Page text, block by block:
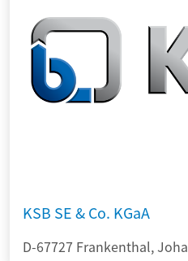
KSB SE & Co. KGaA
D-67727 Frankenthal,